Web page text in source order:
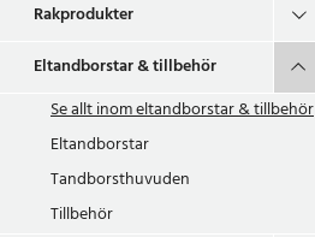
Rakprodukter
Eltandborstar & tillbehör
Se allt inomeltandborstar & tillbehör
Eltandborstar
Tandborsthuvuden
Tillbehör